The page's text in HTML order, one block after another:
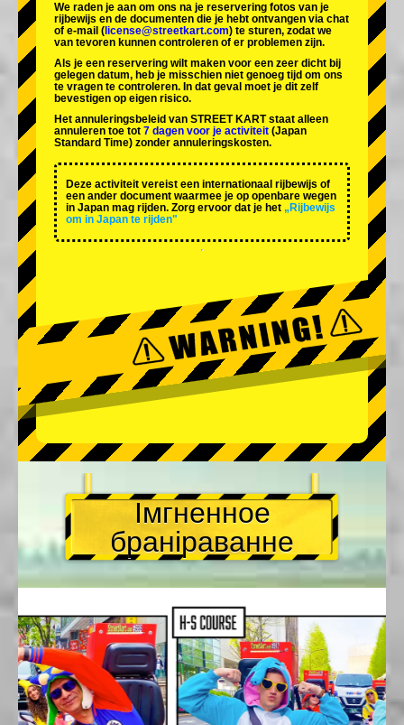
We raden je aan om ons na je reservering fotos van je
rijbewijs en de documenten die je hebt ontvangen via chat
of e-mail ( license@streetkart.com) te sturen, zodat we
van tevoren kunnen controleren of er problemen zijn.
Als je een reservering wilt maken voor een zeer dicht bij
gelegen datum, heb je misschien niet genoeg tijd om ons
te vragen te controleren. In dat geval moet je dit zelf
bevestigen op eigen risico.
Het annuleringsbeleid van STREET KART staat alleen
annuleren toe tot 7 dagen voor je activiteit (Japan
Standard Time) zonder annuleringskosten.
Deze activiteit vereist een internationaal rijbewijs of
een ander document waarmee je op openbare wegen
in Japan mag rijden. Zorg ervoor dat je het „Rijbewijs
om in Japan te rijden"
Імгненное
браніраванне